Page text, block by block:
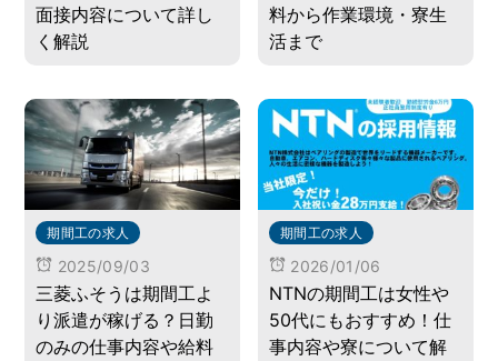
面接内容について詳し
く解説
料から作業環境・寮生
活まで
期間工の求人
2025/09/03
三菱ふそうは期間工よ
り派遣が稼げる？日勤
のみの仕事内容や給料
期間工の求人
2026/01/06
NTNの期間工は女性や
50代にもおすすめ！仕
事内容や寮について解